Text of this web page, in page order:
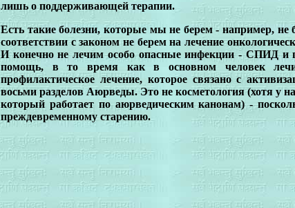
лишь о поддерживающей терапии.
Есть такие болезни, которые мы не берем - например, не
соответствии с законом не берем на лечение
И конечно не лечим особо опасные инфекции - СПИД и
помощь, в то время как в основном человек
профилактическое лечение, которое связано с
восьми разделов Аюрведы. Это не косметология (хотя у
который работает по аюрведическим канонам) -
преждевременному старению.